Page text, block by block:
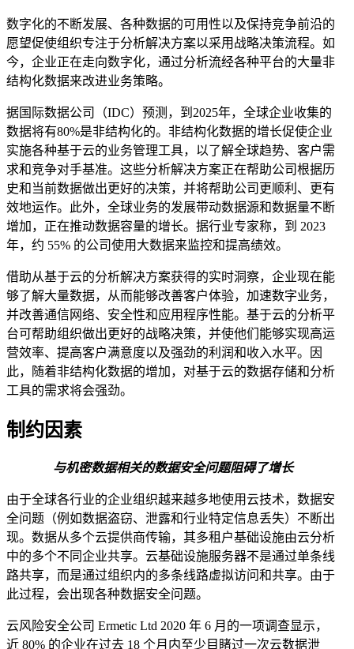
数字化的不断发展、各种数据的可用性以及保持竞争前沿的
愿望促使组织专注于分析解决方案以采用战略决策流程。如
今，企业正在走向数字化，通过分析流经各种平台的大量非
结构化数据来改进业务策略。
据国际数据公司（IDC）预测，到2025年，全球企业收集的
数据将有80%是非结构化的。非结构化数据的增长促使企业
实施各种基于云的业务管理工具，以了解全球趋势、客户需
求和竞争对手基准。这些分析解决方案正在帮助公司根据历
史和当前数据做出更好的决策，并将帮助公司更顺利、更有
效地运作。此外，全球业务的发展带动数据源和数据量不断
增加，正在推动数据容量的增长。据行业专家称，到 2023
年，约 55% 的公司使用大数据来监控和提高绩效。
借助从基于云的分析解决方案获得的实时洞察，企业现在能
够了解大量数据，从而能够改善客户体验，加速数字业务，
并改善通信网络、安全性和应用程序性能。基于云的分析平
台可帮助组织做出更好的战略决策，并使他们能够实现高运
营效率、提高客户满意度以及强劲的利润和收入水平。因
此，随着非结构化数据的增加，对基于云的数据存储和分析
工具的需求将会强劲。
制约因素
与机密数据相关的数据安全问题阻碍了增长
由于全球各行业的企业组织越来越多地使用云技术，数据安
全问题（例如数据盗窃、泄露和行业特定信息丢失）不断出
现。数据从多个云提供商传输，其多租户基础设施由云分析
中的多个不同企业共享。云基础设施服务器不是通过单条线
路共享，而是通过组织内的多条线路虚拟访问和共享。由于
此过程，会出现各种数据安全问题。
云风险安全公司 Ermetic Ltd 2020 年 6 月的一项调查显示，
近 80% 的企业在过去 18 个月内至少目睹过一次云数据泄